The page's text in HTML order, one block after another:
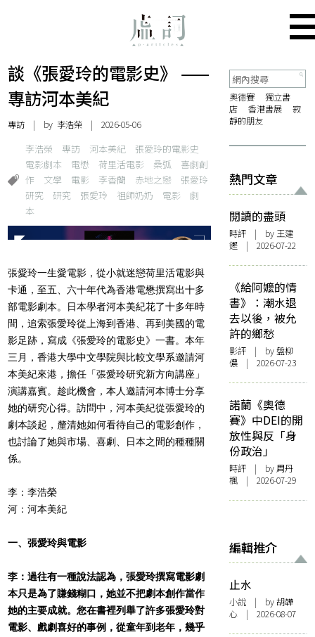
談《張愛玲的電影史》 ——
專訪河本美紀
專訪 | by 李浩榮 | 2026-05-06
李浩榮 專訪 河本美紀
張愛玲的電影史
電影劇本
電懋 荷里活電影 桑弧
喜劇創
作
文學 電影 李香蘭 赤地之戀
張愛玲
研究
研究 張愛玲 祖師奶奶 電影
劇
本
張愛玲一生愛電影，從小就迷戀荷里活電影與
卡通，至五、六十年代為香港電懋撰寫出十多
部電影劇本。日本學者河本美紀花了十多年時
間，追索張愛玲從上海到香港、再到美國的電
影足跡，寫成《張愛玲的電影史》一書。本年
三月，香港大學中文學院與比較文學系邀請河
本美紀來港，擔任「張愛玲研究新方向講座」
演講嘉賓。趁此機會，本人邀請河本博士分享
她的研究心得。訪問中，河本美紀從張愛玲的
劇本談起，釐清她如何看待自己的電影創作，
也討論了她與市場、喜劇、日本之間的種種關
係。
李：李浩榮
河：河本美紀
一、張愛玲與電影
李：過往有一種說法認為，張愛玲撰寫電影劇
本只是為了賺錢糊口，她並不把劇本創作當作
她的主要成就。您在書裡列舉了許多張愛玲對
電影、戲劇喜好的事例，從童年到老年，幾乎
奧德賽
獨立書
店
香港書展
寂
靜的朋友
熱門文章
閱讀的盡頭
時評 | by 王建
鏗 | 2026-07-22
《給阿嬤的情
書》：潮水退
去以後，被允
許的鄉愁
影評 | by 盤柳
儂 | 2026-07-23
諾蘭《奧德
賽》中DEI的開
放性與反「身
份政治」
時評 | by周丹
楓 | 2026-07-29
編輯推介
止水
小說 | by 胡韡
心 | 2026-08-07